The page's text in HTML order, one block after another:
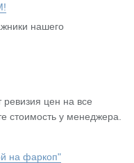
нашего
цен на все
стоимость у менеджера.
на фаркоп"